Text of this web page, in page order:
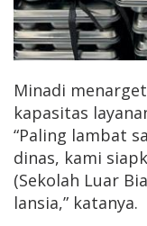
Minadi
kapasitas
“Paling lambat
dinas, kami
(Sekolah Luar
lansia,” katanya.